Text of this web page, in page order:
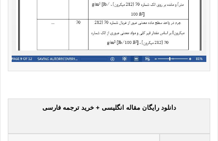
دانلود رایگان مقاله انگلیسی + خرید ترجمه فارسی